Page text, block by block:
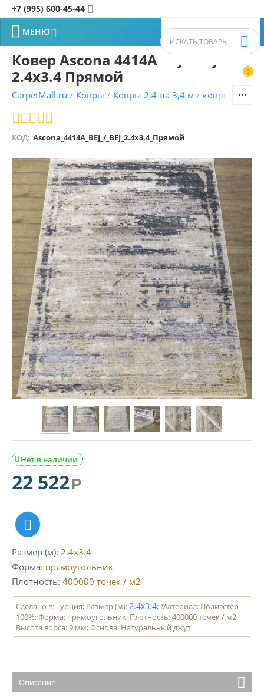
+7 (995) 600-45-44 
0


 МЕНЮ
Ковер Ascona 4414A BEJ / BEJ
2.4x3.4 Прямой
CarpetMall.ru / Ковры / Ковры 2,4 на 3,4 м / ковры
КОД: Ascona_4414A_BEJ_/_BEJ_2.4x3.4_Прямой
Нет в наличии

22 522Р
Размер (м) 2.4x3.4
Форма прямоугольник
Плотность 400000 точек / м2
Сделано в: Турция; Размер (м):2.4x3.4; Материал: Полиэстер
100%; Форма: прямоугольник; Плотность: 400000 точек / м2;
Высота ворса: 9 мм; Основа: Натуральный джут
Описание